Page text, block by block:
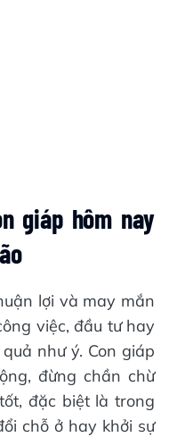
giáp hôm nay
lợi và may mắn
việc, đầu tư hay
như ý. Con giáp
đừng chần chừ
đặc biệt là trong
chỗ ở hay khởi sự